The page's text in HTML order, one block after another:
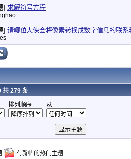
] 求解符号方程
] 请哪位大侠会将像素转换成数字信息的联系
共 279 条
排列顺序 从
有新帖的热门主题